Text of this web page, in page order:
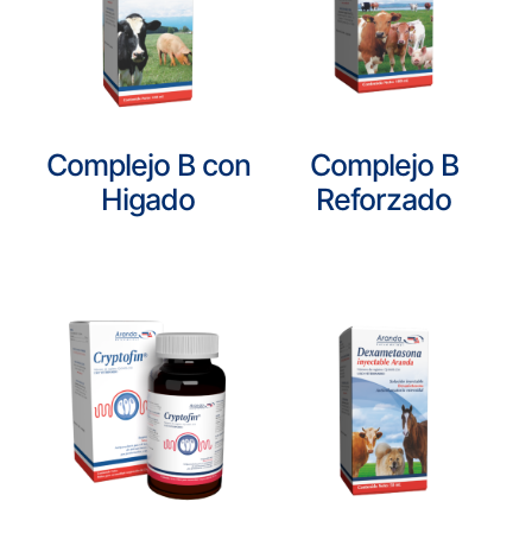
Complejo B con
Higado
Complejo B
Reforzado